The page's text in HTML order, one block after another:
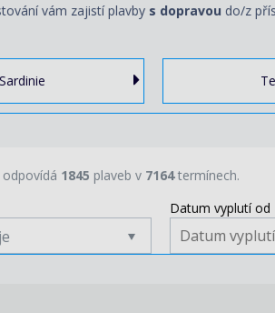
vám zajistí plavby s dopravou do/z
Sardinie
1845 plaveb v 7164termínech.
Datum vyplutí od